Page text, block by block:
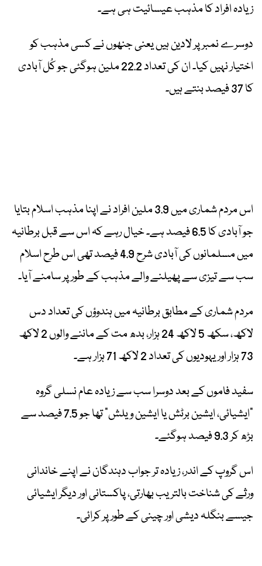
زیادہ افراد کا مذہب عیسائیت ہی ہے۔
دوسرے نمبر پر لادین ہیں یعنی جنھوں نے کسی مذہب کو
اختیار نہیں کیا۔ ان کی تعداد 22.2 ملین ہوگئی جو کُل آبادی
کا 37 فیصد بنتے ہیں۔
اس مردم شماری میں 3.9 ملین افراد نے اپنا مذہب اسلام بتایا
جو آبادی کا 6.5 فیصد ہے۔ خیال رہے کہ اس سے قبل برطانیہ
میں مسلمانوں کی آبادی شرح 4.9 فیصد تھی اس طرح اسلام
سب سے تیزی سے پھیلنے والے مذہب کے طور پر سامنے آیا۔
مردم شماری کے مطابق برطانیہ میں ہندوؤں کی تعداد دس
لاکھ، سکھ 5 لاکھ 24 ہزار، بدھ مت کے ماننے والوں 2 لاکھ
73 ہزار اور یہودیوں کی تعداد 2 لاکھ 71 ہزار ہے۔
سفید فاموں کے بعد دوسرا سب سے زیادہ عام نسلی گروہ
“ایشیائی، ایشین برٹش یا ایشین ویلش” تھا جو 7.5 فیصد سے
بڑھ کر 9.3 فیصد ہوگئے۔
اس گروپ کے اندر، زیادہ تر جواب دہندگان نے اپنے خاندانی
ورثے کی شناخت بالتریب بھارتی، پاکستانی اور دیگر ایشیائی
جیسے بنگلہ دیشی اور چینی کے طور پر کرائی۔